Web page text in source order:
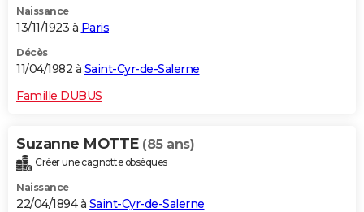
Naissance
13/11/1923 à Paris
Décès
11/04/1982 à Saint-Cyr-de-Salerne
Famille DUBUS
Suzanne MOTTE (85 ans)
Créer une cagnotte obsèques
Naissance
22/04/1894 à Saint-Cyr-de-Salerne